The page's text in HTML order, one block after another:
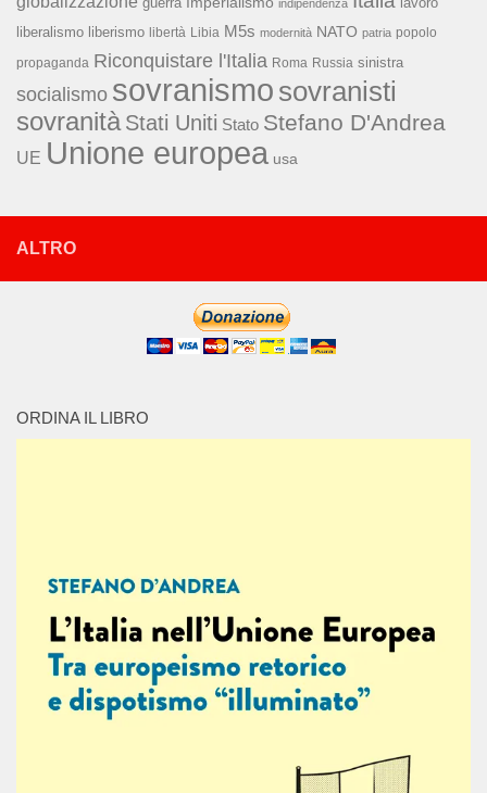
indipendenza
liberalismo liberismo libertà Libia M5s modernità NATO patria popolo
propaganda Riconquistare l'Italia Roma Russia sinistra
socialismo sovranismo sovranisti
sovranità Stati Uniti Stato Stefano D'Andrea
UE Unione europea usa
ALTRO
ORDINA IL LIBRO